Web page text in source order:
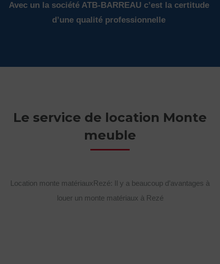
Avec un la société ATB-BARREAU c’est la certitude
d’une qualité professionnelle
Le service de location Monte
meuble
Location monte matériauxRezé: Il y a beaucoup d’avantages à
louer un monte matériaux à Rezé